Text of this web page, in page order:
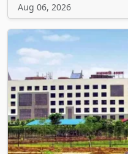
Aug 06, 2026